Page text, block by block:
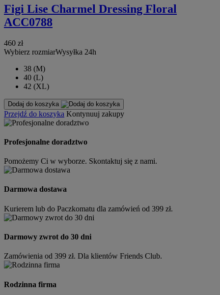
Figi Lise Charmel Dressing Floral
ACC0788
460 zł
Wybierz rozmiarWysyłka 24h
38 (M)
40 (L)
42 (XL)
Dodaj do koszyka
Przejdź do koszyka Kontynuuj zakupy
Profesjonalne doradztwo
Pomożemy Ci w wyborze. Skontaktuj się z nami.
Darmowa dostawa
Kurierem lub do Paczkomatu dla zamówień od 399 zł.
Darmowy zwrot do 30 dni
Zamówienia od 399 zł. Dla klientów Friends Club.
Rodzinna firma